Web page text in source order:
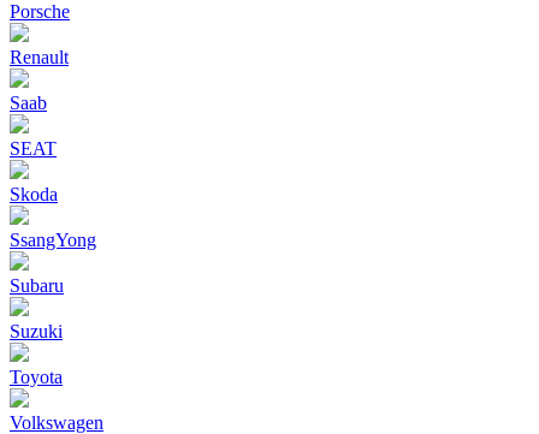
Porsche
Renault
Saab
SEAT
Skoda
SsangYong
Subaru
Suzuki
Toyota
Volkswagen